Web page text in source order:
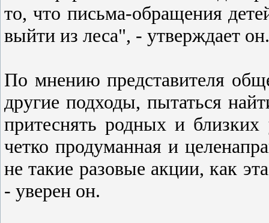
то, что письма-обращения
выйти из леса", - утверждает он.
По мнению представителя
другие подходы, пытаться
притеснять родных и
четко продуманная и
не такие разовые акции, как
- уверен он.